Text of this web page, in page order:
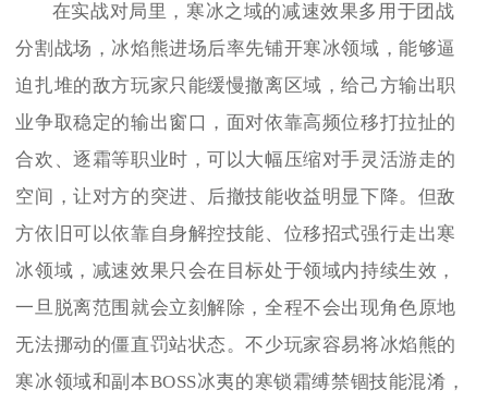
在实战对局里，寒冰之域的减速效果多用于团战
分割战场，冰焰熊进场后率先铺开寒冰领域，能够逼
迫扎堆的敌方玩家只能缓慢撤离区域，给己方输出职
业争取稳定的输出窗口，面对依靠高频位移打拉扯的
合欢、逐霜等职业时，可以大幅压缩对手灵活游走的
空间，让对方的突进、后撤技能收益明显下降。但敌
方依旧可以依靠自身解控技能、位移招式强行走出寒
冰领域，减速效果只会在目标处于领域内持续生效，
一旦脱离范围就会立刻解除，全程不会出现角色原地
无法挪动的僵直罚站状态。不少玩家容易将冰焰熊的
寒冰领域和副本BOSS冰夷的寒锁霜缚禁锢技能混淆，